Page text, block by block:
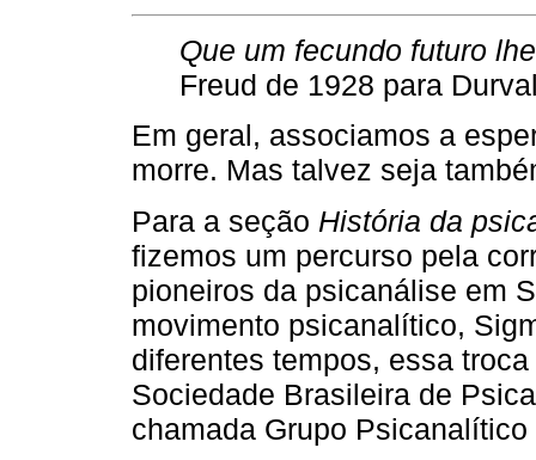
Que um fecundo futuro
Freud de 1928 para
Em geral, associamos a
morre. Mas talvez seja
Para a seção História da
fizemos um percurso pela
pioneiros da psicanálise em
movimento psicanalítico,
diferentes tempos, essa
Sociedade Brasileira de
chamada Grupo